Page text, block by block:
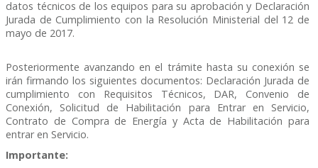
datos técnicos de los equipos para su aprobación y Declaración
Jurada de Cumplimiento con la Resolución Ministerial del 12 de
mayo de 2017.
Posteriormente avanzando en el trámite hasta su conexión se
irán firmando los siguientes documentos: Declaración Jurada de
cumplimiento con Requisitos Técnicos, DAR, Convenio de
Conexión, Solicitud de Habilitación para Entrar en Servicio,
Contrato de Compra de Energía y Acta de Habilitación para
entrar en Servicio.
Importante: